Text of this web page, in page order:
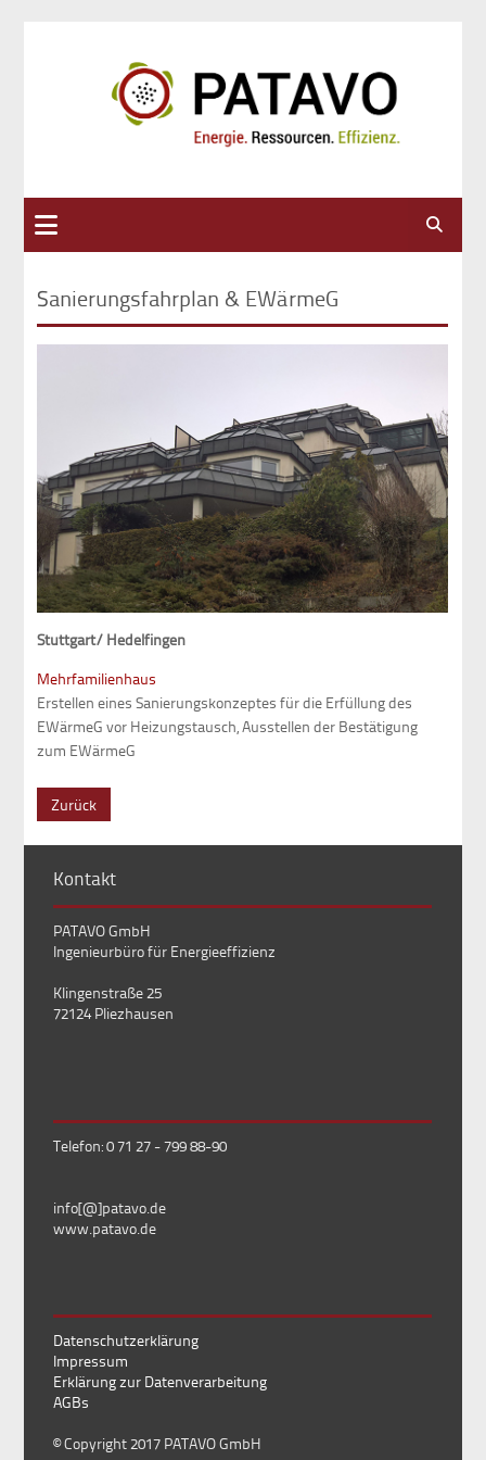
Suche
Sanierungsfahrplan & EWärmeG
Stuttgart/ Hedelfingen
Mehrfamilienhaus
Erstellen eines Sanierungskonzeptes für die Erfüllung des
EWärmeG vor Heizungstausch, Ausstellen der Bestätigung
zum EWärmeG
Zurück
Kontakt
PATAVO GmbH
Ingenieurbüro für Energieeffizienz
Klingenstraße 25
72124 Pliezhausen
Telefon: 0 71 27 - 799 88-90
info[@]patavo.de
www.patavo.de
Datenschutzerklärung
Impressum
Erklärung zur Datenverarbeitung
AGBs
© Copyright 2017 PATAVO GmbH